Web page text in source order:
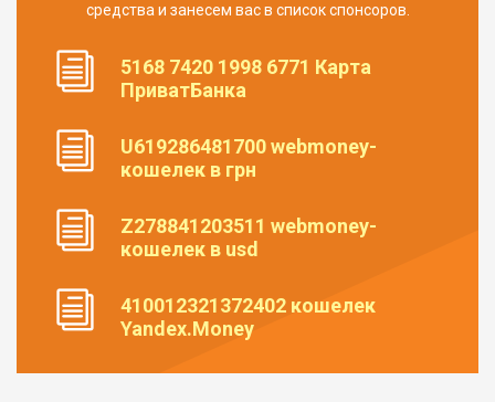
средства и занесем вас в список спонсоров.
5168 7420 1998 6771 Карта
ПриватБанка
U619286481700 webmoney-
кошелек в грн
Z278841203511 webmoney-
кошелек в usd
410012321372402 кошелек
Yandex.Money